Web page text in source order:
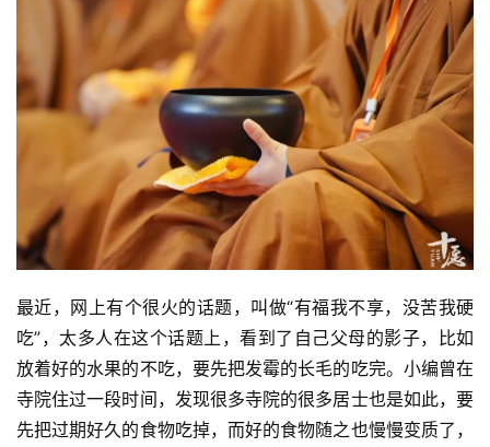
最近，网上有个很火的话题，叫做“有福我不享，没苦我硬
吃”，太多人在这个话题上，看到了自己父母的影子，比如
放着好的水果的不吃，要先把发霉的长毛的吃完。小编曾在
寺院住过一段时间，发现很多寺院的很多居士也是如此，要
先把过期好久的食物吃掉，而好的食物随之也慢慢变质了，